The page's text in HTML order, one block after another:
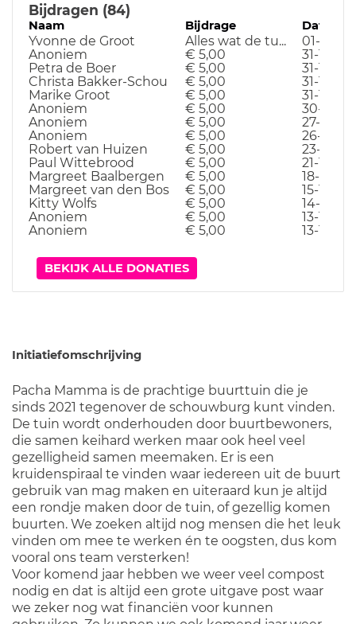
Bijdragen (84)
Naam Bijdrage Datum
Yvonne de Groot Alles wat de tu...
01-04-
Anoniem
€ 5,00
31-10-24
Petra de Boer
€ 5,00
31-10-24
Christa Bakker-Schou
€ 5,00
31-10-24
Marike Groot
€ 5,00
31-10-24
Anoniem
€ 5,00
30-10-24
Anoniem
€ 5,00
27-10-24
Anoniem
€ 5,00
26-10-24
Robert van Huizen
€ 5,00
23-10-24
Paul Wittebrood
€ 5,00
21-10-24
Margreet Baalbergen
€ 5,00
18-10-24
Margreet van den Bos
€ 5,00
15-10-24
Kitty Wolfs
€ 5,00
14-10-24
Anoniem
€ 5,00
13-10-24
Anoniem
€ 5,00 13-10-24
BEKIJK ALLE DONATIES
Initiatiefomschrijving
Pacha Mamma is de prachtige buurttuin die je
sinds 2021 tegenover de schouwburg kunt vinden.
De tuin wordt onderhouden door buurtbewoners,
die samen keihard werken maar ook heel veel
gezelligheid samen meemaken. Er is een
kruidenspiraal te vinden waar iedereen uit de buurt
gebruik van mag maken en uiteraard kun je altijd
een rondje maken door de tuin, of gezellig komen
buurten. We zoeken altijd nog mensen die het leuk
vinden om mee te werken én te oogsten, dus kom
vooral ons team versterken!
Voor komend jaar hebben we weer veel compost
nodig en dat is altijd een grote uitgave post waar
we zeker nog wat financiën voor kunnen